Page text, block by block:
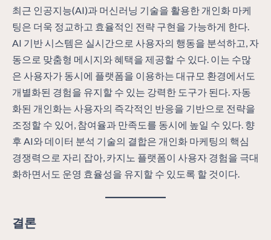
최근 인공지능(AI)과 머신러닝 기술을 활용한 개인화 마케
팅은 더욱 정교하고 효율적인 전략 구현을 가능하게 한다.
AI 기반 시스템은 실시간으로 사용자의 행동을 분석하고, 자
동으로 맞춤형 메시지와 혜택을 제공할 수 있다. 이는 수많
은 사용자가 동시에 플랫폼을 이용하는 대규모 환경에서도
개별화된 경험을 유지할 수 있는 강력한 도구가 된다. 자동
화된 개인화는 사용자의 즉각적인 반응을 기반으로 전략을
조정할 수 있어, 참여율과 만족도를 동시에 높일 수 있다. 향
후 AI와 데이터 분석 기술의 결합은 개인화 마케팅의 핵심
경쟁력으로 자리 잡아, 카지노 플랫폼이 사용자 경험을 극대
화하면서도 운영 효율성을 유지할 수 있도록 할 것이다.
결론